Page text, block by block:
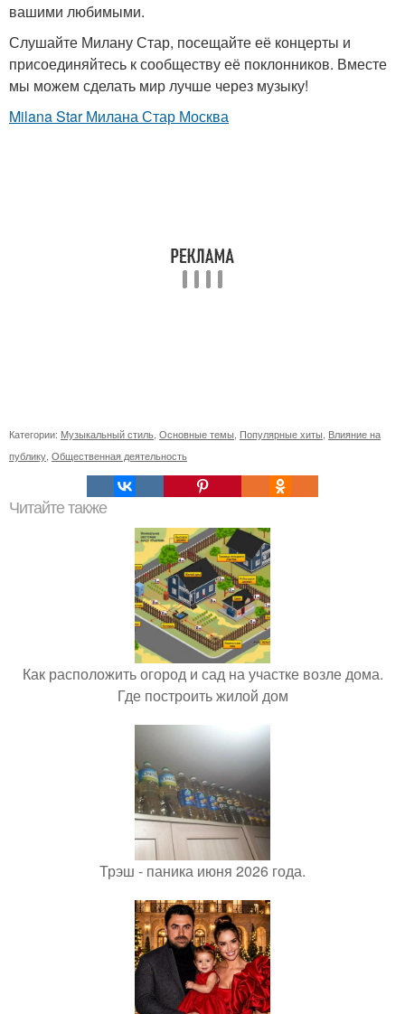
вашими любимыми.
Слушайте Милану Стар, посещайте её концерты и
присоединяйтесь к сообществу её поклонников. Вместе
мы можем сделать мир лучше через музыку!
Milana Star Милана Стар Москва
Категории: Музыкальный стиль Основные темы Популярные хиты Влияние на
публику Общественная деятельность
Читайте также
Как расположить огород и сад на участке возле дома.
Где построить жилой дом
Трэш - паника июня 2026 года.